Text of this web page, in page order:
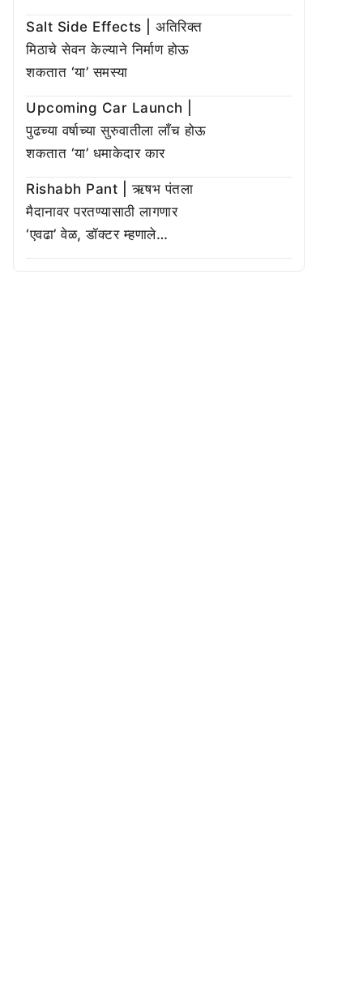
Salt Side Effects | अतिरिक्त
मिठाचे सेवन केल्याने निर्माण होऊ
शकतात ‘या’ समस्या
Upcoming Car Launch |
पुढच्या वर्षाच्या सुरुवातीला लाँच होऊ
शकतात ‘या’ धमाकेदार कार
Rishabh Pant | ऋषभ पंतला
मैदानावर परतण्यासाठी लागणार
‘एवढा’ वेळ, डॉक्टर म्हणाले…